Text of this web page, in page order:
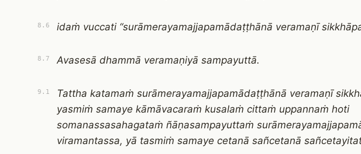
8.6 idaṁ vuccati “surāmerayamajjapamādaṭṭhānā veramaṇī
8.7 Avasesā dhammā veramaṇiyā sampayuttā.
9.1
Tattha katamaṁ surāmerayamajjapamādaṭṭhānā veramaṇī
yasmiṁ samaye kāmāvacaraṁ kusalaṁ cittaṁ uppannaṁ hoti
somanassasahagataṁ ñāṇasampayuttaṁ
viramantassa, yā tasmiṁ samaye cetanā sañcetanā